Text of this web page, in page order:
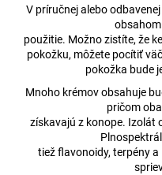
V príručnej alebo
obsahom
použitie. Možno zistíte, že
pokožku, môžete pocítiť
pokožka bude
Mnoho krémov obsahuje
pričom
získavajú z konope. Izolát
tiež flavonoidy, terpény